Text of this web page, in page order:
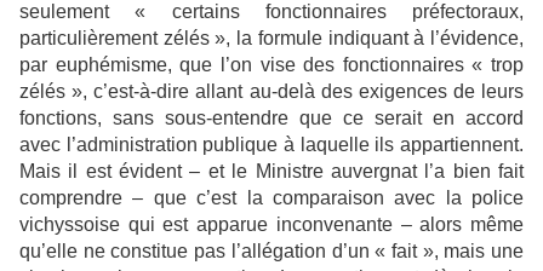
seulement « certains fonctionnaires préfectoraux,
particulièrement zélés », la formule indiquant à l’évidence,
par euphémisme, que l’on vise des fonctionnaires « trop
zélés », c’est-à-dire allant au-delà des exigences de leurs
fonctions, sans sous-entendre que ce serait en accord
avec l’administration publique à laquelle ils appartiennent.
Mais il est évident – et le Ministre auvergnat l’a bien fait
comprendre – que c’est la comparaison avec la police
vichyssoise qui est apparue inconvenante – alors même
qu’elle ne constitue pas l’allégation d’un « fait », mais une